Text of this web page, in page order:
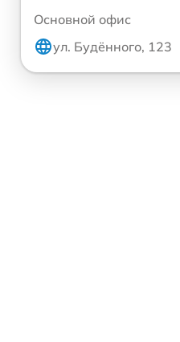
Основной офис
ул. Будённого, 123